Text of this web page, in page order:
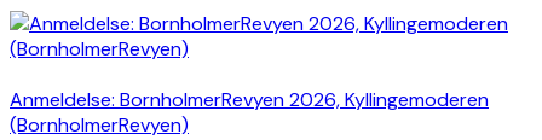
Anmeldelse: BornholmerRevyen 2026, Kyllingemoderen
(BornholmerRevyen)